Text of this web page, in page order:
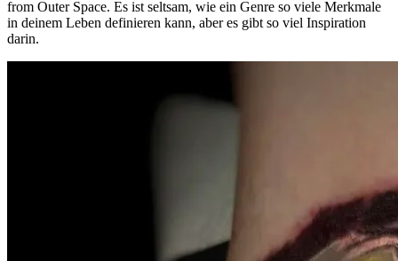
from Outer Space. Es ist seltsam, wie ein Genre so viele Merkmale
in deinem Leben definieren kann, aber es gibt so viel Inspiration
darin.